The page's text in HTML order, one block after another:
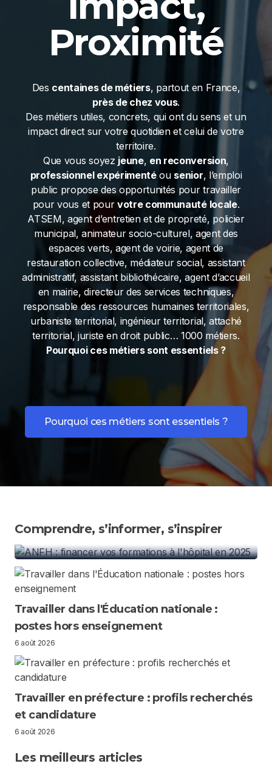
Proximité
Des centaines de métiers, partout en France,
près de chez vous.
Des métiers utiles, concrets, qui ont du sens et un
impact direct sur votre quotidien et celui de votre
territoire.
Que vous soyez jeune, en reconversion,
professionnel expérimentéou senior, l’emploi
public propose des opportunités pour travailler
pour vous et pour votre communauté locale.
ATSEM, agent d’entretien et de propreté, policier
municipal, animateur socio-culturel, agent des
espaces verts, agent de voirie, agent de
restauration collective, médiateur social, assistant
administratif, assistant bibliothécaire, agent d’accueil
en mairie, directeur des services techniques,
responsable des ressources humaines territoriales,
urbaniste territorial, ingénieur territorial, attaché
territorial, juriste en droit public… 1000 métiers.
Pourquoi ces métiers sont essentiels ?
Pourquoi ces métiers sont essentiels ?
Comprendre, s’informer, s’inspirer
6 août 2026
Travailler dans l'Éducation nationale :
postes hors enseignement
6 août 2026
Travailler en préfecture : profils recherchés
et candidature
6 août 2026
Les meilleurs articles